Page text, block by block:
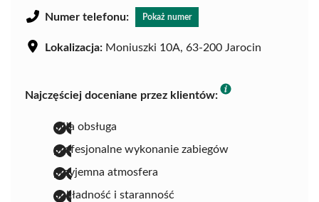
Numer telefonu: Pokaż numer
Lokalizacja: Moniuszki 10A, 63-200 Jarocin
Najczęściej doceniane przez klientów:
miła obsługa
profesjonalne wykonanie zabiegów
przyjemna atmosfera
dokładność i staranność